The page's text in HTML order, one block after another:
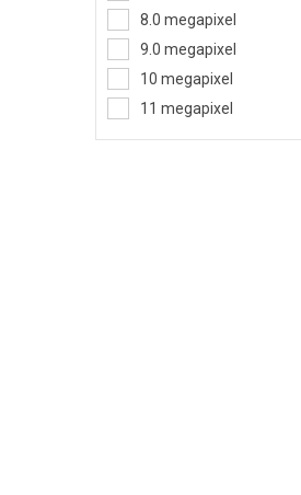
8.0 megapixel
9.0 megapixel
10 megapixel
11 megapixel